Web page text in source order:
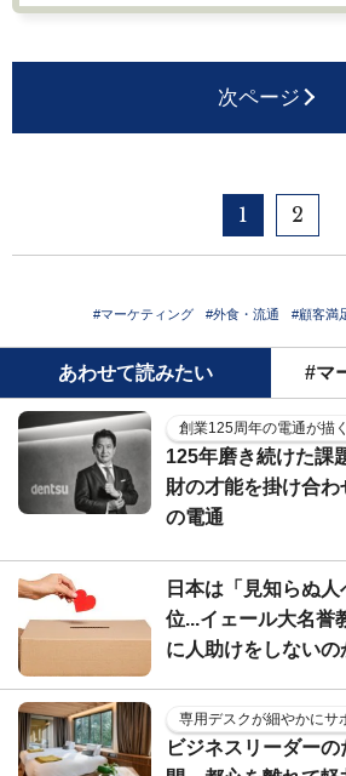
次ページ
1 2
#マーケティング #外食・流通 #顧客満
あわせて読みたい #マ
創業125周年の電通が描
125年磨き続けた課
財の才能を掛け合
の電通
日本は「見知らぬ
位...イェール大名誉
に人助けをしないの
専用デスクが細やかにサ
ビジネスリーダー